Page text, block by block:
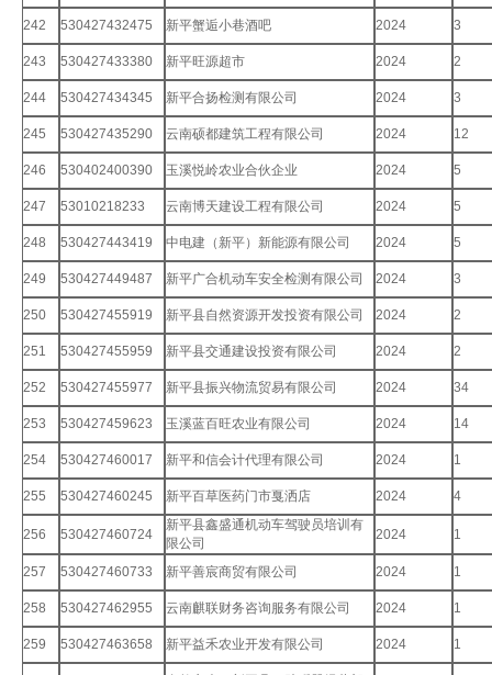
242 530427432475 新平蟹逅小巷酒吧 2024 3
243 530427433380 新平旺源超市 2024 2
244 530427434345 新平合扬检测有限公司 2024 3
245 530427435290 云南硕都建筑工程有限公司 2024 12
246 530402400390 玉溪悦岭农业合伙企业 2024 5
247 53010218233 云南博天建设工程有限公司 2024 5
248 530427443419 中电建（新平）新能源有限公司 2024 5
249 530427449487 新平广合机动车安全检测有限公司 2024 3
250 530427455919 新平县自然资源开发投资有限公司 2024 2
251 530427455959 新平县交通建设投资有限公司 2024 2
252 530427455977 新平县振兴物流贸易有限公司 2024 34
253 530427459623 玉溪蓝百旺农业有限公司 2024 14
254 530427460017 新平和信会计代理有限公司 2024 1
255 530427460245 新平百草医药门市戛洒店 2024 4
256 530427460724
新平县鑫盛通机动车驾驶员培训有
限公司
2024 1
257 530427460733 新平善宸商贸有限公司 2024 1
258 530427462955 云南麒联财务咨询服务有限公司 2024 1
259 530427463658 新平益禾农业开发有限公司 2024 1